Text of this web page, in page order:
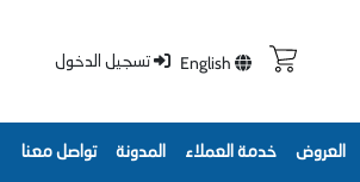
English تسجيل الدخول
العروض خدمة العملاء المدونة تواصل معنا